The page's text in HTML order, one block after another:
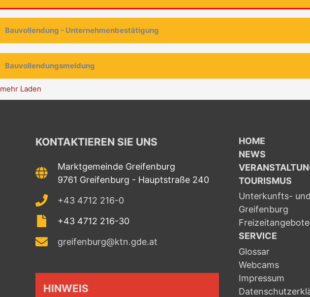
Bauvollendung - Unternehmenbestätigung
Bauvollendungsmeldung
mehr Laden
KONTAKTIEREN SIE UNS
Marktgemeinde Greifenburg
9761 Greifenburg - Hauptstraße 240
+43 4712 216-0
+43 4712 216-30
greifenburg@ktn.gde.at
HINWEIS
HOME
NEWS
TOURISMUS
Unterkunfts-
Greifenburg
SERVICE
Glossar
Webcams
Impressum